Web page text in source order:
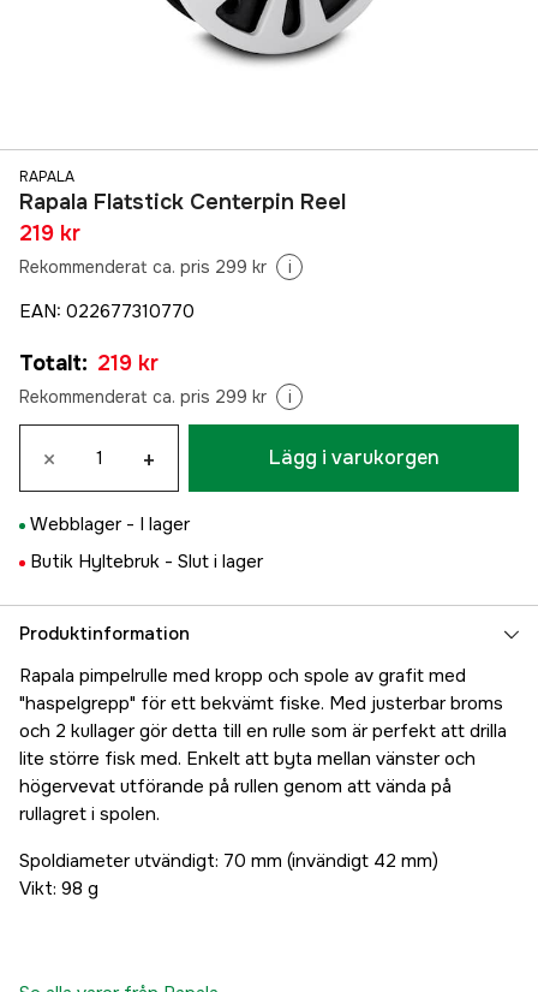
RAPALA
Rapala Flatstick Centerpin Reel
219 kr
Rekommenderat ca. pris 299 kr i
EAN: 022677310770
Totalt: 219 kr
Rekommenderat ca. pris 299 kr i
× + Lägg i varukorgen
Webblager - I lager
Butik Hyltebruk - Slut i lager
Produktinformation
Rapala pimpelrulle med kropp och spole av grafit med
"haspelgrepp" för ett bekvämt fiske. Med justerbar broms
och 2 kullager gör detta till en rulle som är perfekt att drilla
lite större fisk med. Enkelt att byta mellan vänster och
högervevat utförande på rullen genom att vända på
rullagret i spolen.
Spoldiameter utvändigt: 70 mm (invändigt 42 mm)
Vikt: 98 g